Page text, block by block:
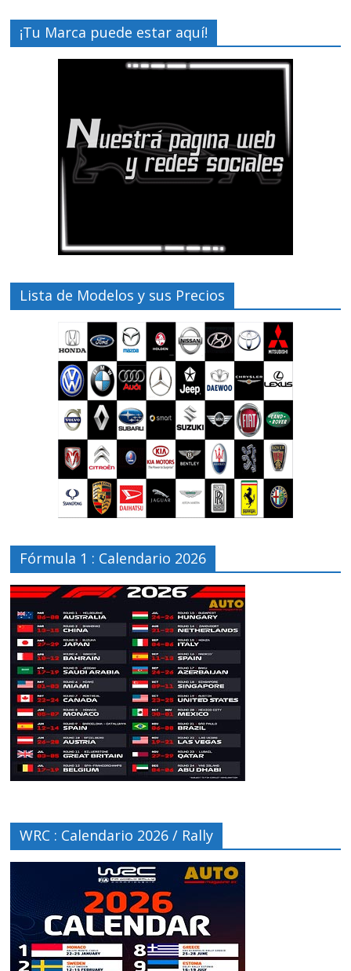
¡Tu Marca puede estar aquí!
Lista de Modelos y sus Precios
Fórmula 1 : Calendario 2026
WRC : Calendario 2026 / Rally